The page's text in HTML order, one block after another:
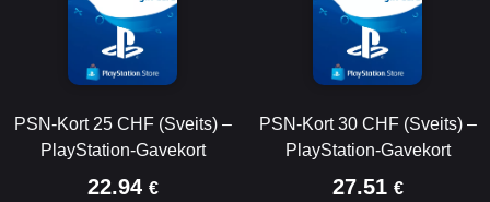
PSN-Kort 25 CHF (Sveits) –
PlayStation-Gavekort
22.94 €
PSN-Kort 30 CHF (Sveits) –
PlayStation-Gavekort
27.51 €